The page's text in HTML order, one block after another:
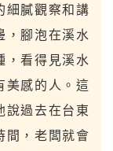
細膩觀察和講
，腳泡在溪水
，看得見溪水
美感的人。這
說過去在台東
間，老闆就會